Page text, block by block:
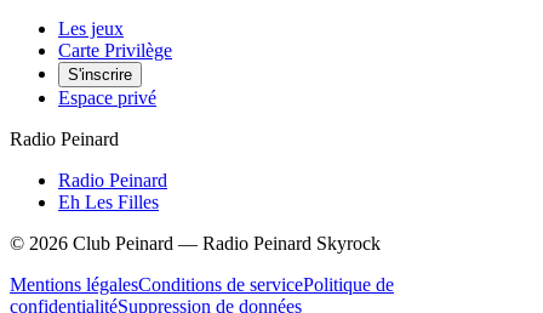
Les jeux
Carte Privilège
S'inscrire
Espace privé
Radio Peinard
Radio Peinard
Eh Les Filles
© 2026 Club Peinard — Radio Peinard Skyrock
Mentions légalesConditions de servicePolitique de
confidentialitéSuppression de données